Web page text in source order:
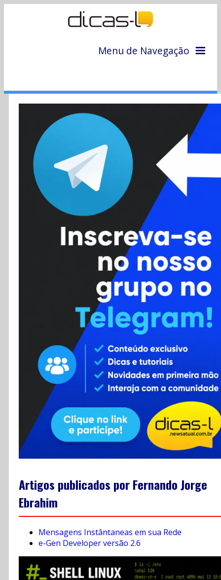
Menu de Navegação
Colunas
Colaboradores
Cursos
Enviar Dica
Contato
RSS
Artigos publicados por Fernando Jorge
Ebrahim
Mensagens Instântaneas em sua Rede
e-Gen Developer versão 2.6